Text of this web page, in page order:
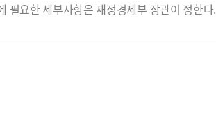
필요한 세부사항은 재정경제부 장관이 정한다.